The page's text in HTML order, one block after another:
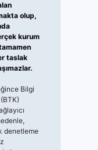
olup,
kurum
taslak
Bilgi
denetleme